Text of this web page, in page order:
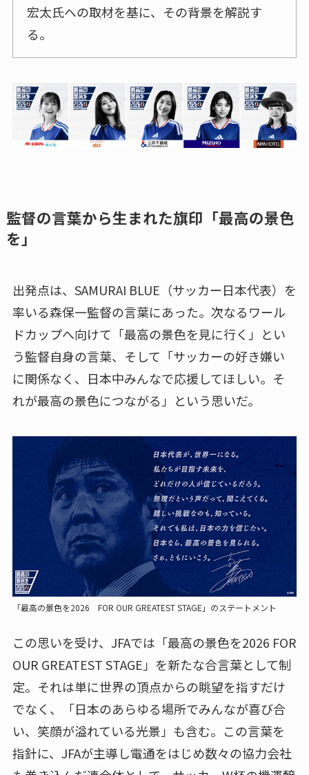
宏太氏への取材を基に、その背景を解説す
る。
監督の言葉から生まれた旗印「最高の景色
を」
出発点は、SAMURAI BLUE（サッカー日本代表）を
率いる森保一監督の言葉にあった。次なるワール
ドカップへ向けて「最高の景色を見に行く」とい
う監督自身の言葉、そして「サッカーの好き嫌い
に関係なく、日本中みんなで応援してほしい。そ
れが最高の景色につながる」という思いだ。
「最高の景色を2026 FOR OUR GREATEST STAGE」のステートメント
この思いを受け、JFAでは「最高の景色を2026 FOR
OUR GREATEST STAGE」を新たな合言葉として制
定。それは単に世界の頂点からの眺望を指すだけ
でなく、「日本のあらゆる場所でみんなが喜び合
い、笑顔が溢れている光景」も含む。この言葉を
指針に、JFAが主導し電通をはじめ数々の協力会社